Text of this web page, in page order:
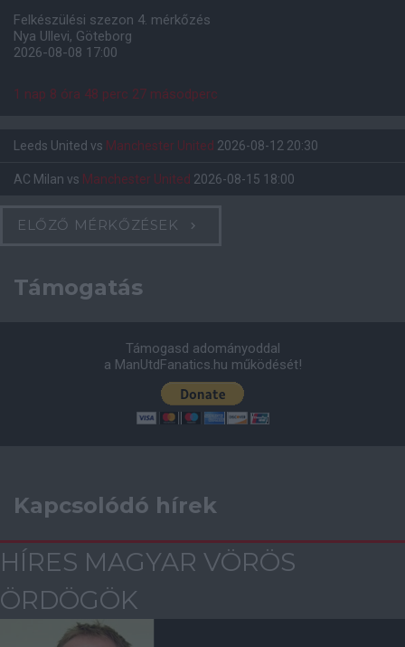
Felkészülési szezon 4. mérkőzés
Nya Ullevi, Göteborg
2026-08-08 17:00
1 nap 8 óra 48 perc 26 másodperc
Leeds United vs Manchester United 2026-08-12 20:30
AC Milan vs Manchester United 2026-08-15 18:00
ELŐZŐ MÉRKŐZÉSEK
Támogatás
Támogasd adományoddal
a ManUtdFanatics.hu működését!
Kapcsolódó hírek
HÍRES MAGYAR VÖRÖS
ÖRDÖGÖK